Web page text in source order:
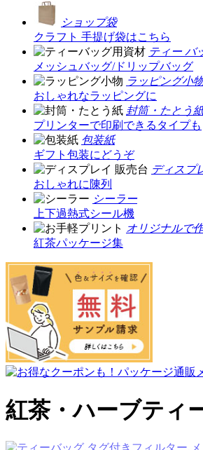
ショップ袋
クラフト 手提げ袋はこちら
ティー バ
メッシュバッグ/ドリップバッグ
ラッピング小
おしゃれなラッピングに
封筒・たとう
プリンターで印刷できるタイプも
包装紙
ギフト包装にどうぞ
ディスプ
おしゃれに陳列
シーラー
上下過熱式シール機
オリジナルで
紅茶パッケージ集
紅茶・ハーブティ